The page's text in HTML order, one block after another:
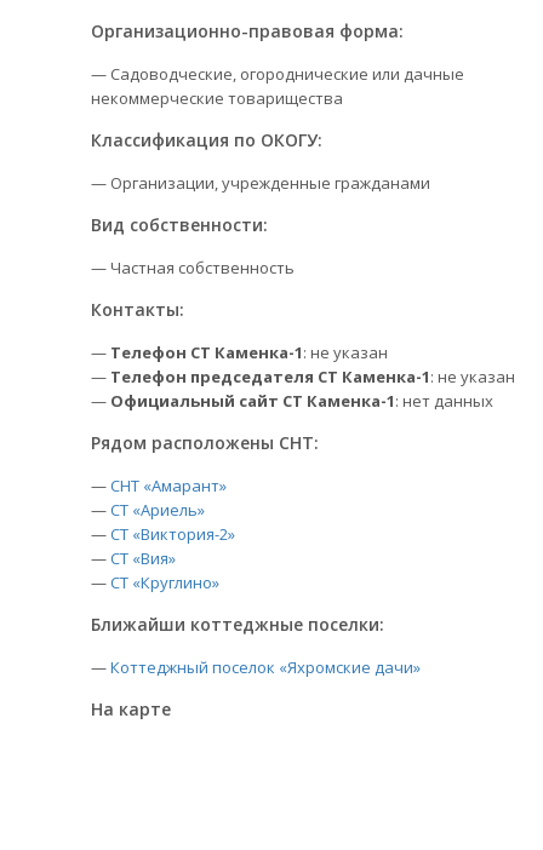
Организационно-правовая форма:
— Садоводческие, огороднические или дачные
некоммерческие товарищества
Классификация по ОКОГУ:
— Организации, учрежденные гражданами
Вид собственности:
— Частная собственность
Контакты:
— Телефон СТ Каменка-1: не указан
— Телефон председателя СТ Каменка-1: не указан
— Официальный сайт СТ Каменка-1: нет данных
Рядом расположены СНТ:
—СНТ «Амарант»
—СТ «Ариель»
—СТ «Виктория-2»
—СТ «Вия»
—СТ «Круглино»
Ближайши коттеджные поселки:
—Коттеджный поселок «Яхромские дачи»
На карте